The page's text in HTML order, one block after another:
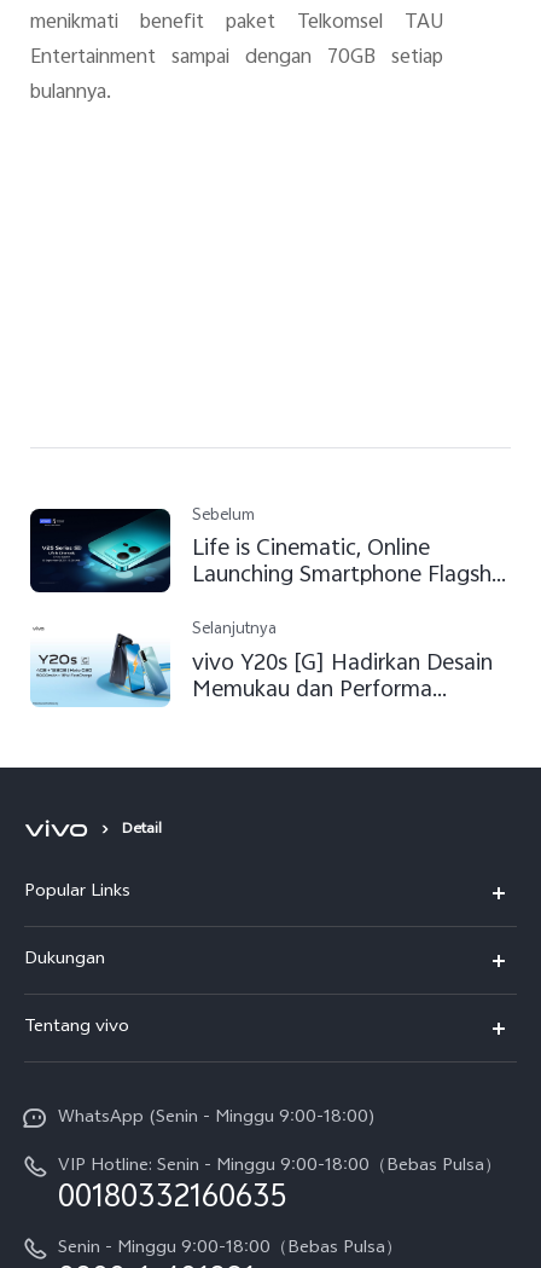
menikmati benefit paket Telkomsel TAU
Entertainment sampai dengan 70GB setiap
bulannya.
Sebelum
Life is Cinematic, Online
Launching Smartphone Flagship
Selanjutnya
vivo Y20s [G] Hadirkan Desain
Memukau dan Performa
Detail
Popular Links
T5
T5 Pro
V70
V70 FE
Y05
Dukungan
Service Center
Funtouch OS
Pembaruan Sistem
Harga Spare Part
Otentikasi IMEI
Tentang vivo
Sejarah
Berita
WhatsApp (Senin - Minggu 9:00-18:00)
VIP Hotline: Senin - Minggu 9:00-18:00（Bebas Pulsa）
00180332160635
Senin - Minggu 9:00-18:00（Bebas Pulsa）